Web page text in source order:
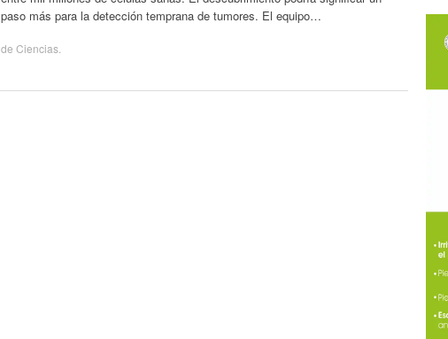
paso más para la detección temprana de tumores. El equipo…
de Ciencias